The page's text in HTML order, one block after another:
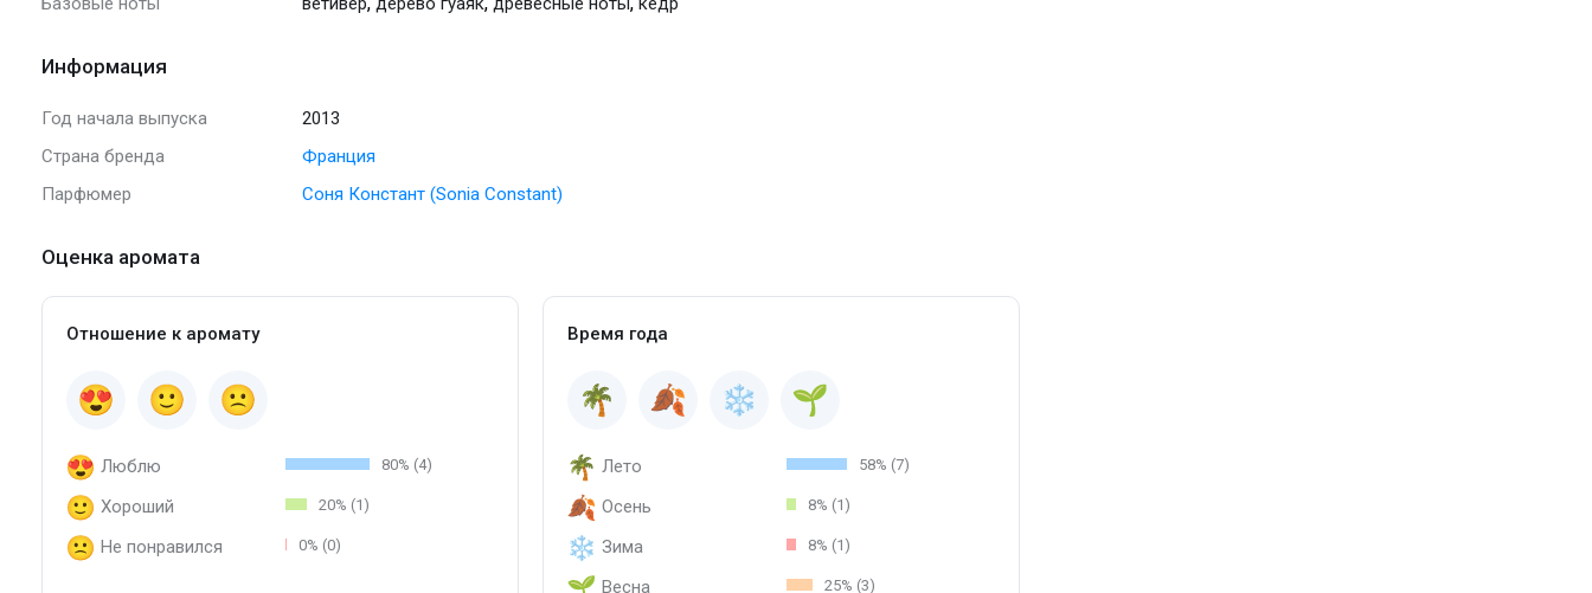
Информация
Год начала выпуска
2013
Страна бренда
Франция
Парфюмер
Соня Констант (Sonia Constant)
Оценка аромата
Отношение к аромату
Люблю 80% (4)
Хороший 20% (1)
Не понравился 0% (0)
Время года
Лето 58% (7)
Осень 8% (1)
Зима 8% (1)
Весна 25% (3)